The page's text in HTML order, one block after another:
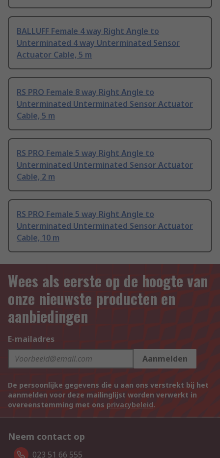
BALLUFF Female 4 way Right Angle to
Unterminated 4 way Unterminated Sensor
Actuator Cable, 5 m
RS PRO Female 8 way Right Angle to
Unterminated Unterminated Sensor Actuator
Cable, 5 m
RS PRO Female 5 way Right Angle to
Unterminated Unterminated Sensor Actuator
Cable, 2 m
RS PRO Female 5 way Right Angle to
Unterminated Unterminated Sensor Actuator
Cable, 10 m
Wees als eerste op de hoogte van
onze nieuwste producten en
aanbiedingen
E-mailadres
Aanmelden
De persoonlijke gegevens die u aan ons verstrekt bij het
aanmelden voor deze mailinglijst worden verwerkt in
overeenstemming met ons privacybeleid.
Neem contact op
023 51 66 555